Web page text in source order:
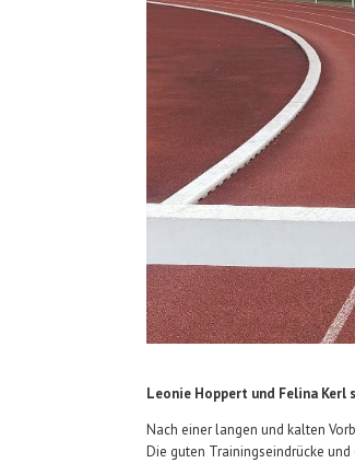
Leonie Hoppert und Felina
Nach einer langen und kalten
Die guten Trainingseindrücke